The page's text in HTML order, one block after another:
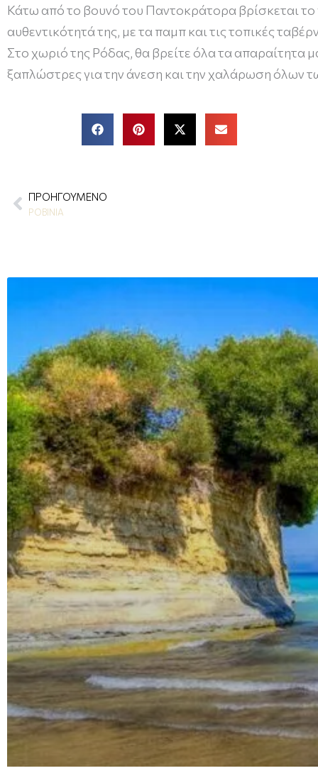
Κάτω από το βουνό του Παντοκράτορα βρίσκεται
αυθεντικότητά της, με τα παμπ και τις τοπικές
Στο χωριό της Ρόδας, θα βρείτε όλα τα απαραίτητα
ξαπλώστρες για την άνεση και την χαλάρωση όλων
Prev
ΠΡΟΗΓΟΎΜΕΝΟ
ΡΟΒΙΝΙΑ